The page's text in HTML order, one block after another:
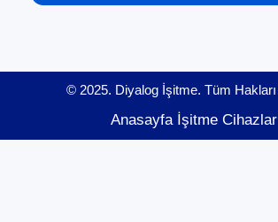
© 2025. Diyalog İşitme. Tüm Hakları
Anasayfa İşitme